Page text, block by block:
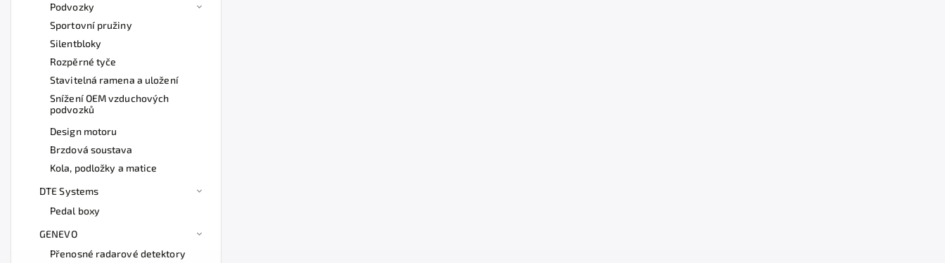
Podvozky
Sportovní pružiny
Silentbloky
Rozpěrné tyče
Stavitelná ramena a uložení
Snížení OEM vzduchových
podvozků
Design motoru
Brzdová soustava
Kola, podložky a matice
DTE Systems
Pedal boxy
GENEVO
Přenosné radarové detektory